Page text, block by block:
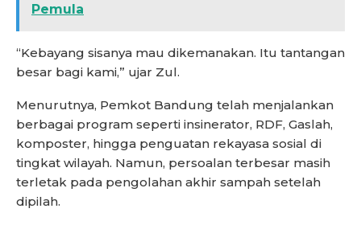
Pemula
“Kebayang sisanya mau dikemanakan. Itu tantangan
besar bagi kami,” ujar Zul.
Menurutnya, Pemkot Bandung telah menjalankan
berbagai program seperti insinerator, RDF, Gaslah,
komposter, hingga penguatan rekayasa sosial di
tingkat wilayah. Namun, persoalan terbesar masih
terletak pada pengolahan akhir sampah setelah
dipilah.